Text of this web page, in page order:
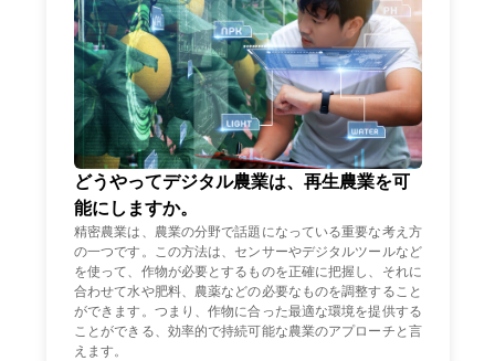
どうやってデジタル農業は、再生農業を可
能にしますか。
精密農業は、農業の分野で話題になっている重要な考え方
の一つです。この方法は、センサーやデジタルツールなど
を使って、作物が必要とするものを正確に把握し、それに
合わせて水や肥料、農薬などの必要なものを調整すること
ができます。つまり、作物に合った最適な環境を提供する
ことができる、効率的で持続可能な農業のアプローチと言
えます。